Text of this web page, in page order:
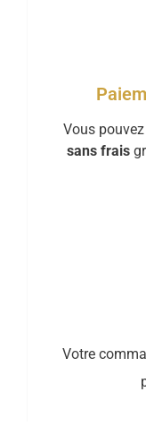
Vous pouvez
sans frais
Votre